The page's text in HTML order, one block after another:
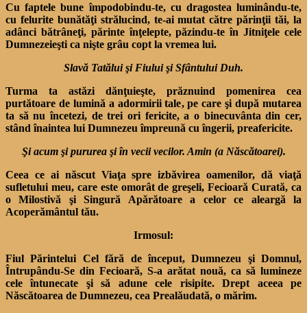
Cu faptele bune împodobindu-te, cu dragostea luminându-te,
cu felurite bunătăţi strălucind, te-ai mutat către părinţii tăi, la
adânci bătrâneţi, părinte înţelepte, păzindu-te în Jitniţele cele
Dumnezeieşti ca nişte grâu copt la vremea lui.
Slavă Tatălui şi Fiului şi Sfântului Duh.
Turma ta astăzi dănţuieşte, prăznuind pomenirea cea
purtătoare de lumină a adormirii tale, pe care şi după mutarea
ta să nu încetezi, de trei ori fericite, a o binecuvânta din cer,
stând înaintea lui Dumnezeu împreună cu îngerii, preafericite.
Şi acum şi pururea şi în vecii vecilor. Amin (a Născătoarei).
Ceea ce ai născut Viaţa spre izbăvirea oamenilor, dă viaţă
sufletului meu, care este omorât de greşeli, Fecioară Curată, ca
o Milostivă şi Singură Apărătoare a celor ce aleargă la
Acoperământul tău.
Irmosul:
Fiul Părintelui Cel fără de început, Dumnezeu şi Domnul,
Întrupându-Se din Fecioară, S-a arătat nouă, ca să lumineze
cele întunecate şi să adune cele risipite. Drept aceea pe
Născătoarea de Dumnezeu, cea Prealăudată, o mărim.